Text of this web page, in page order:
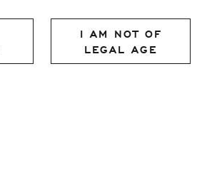
I AM NOT OF
LEGAL AGE